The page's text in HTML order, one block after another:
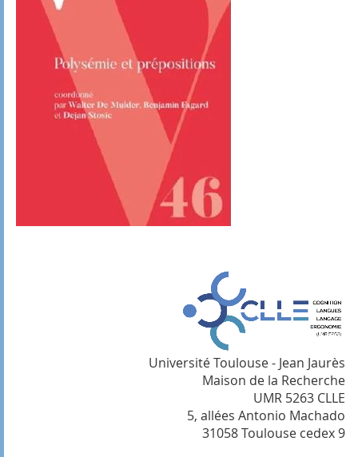
Université Toulouse - Jean Jaurès
Maison de la Recherche
UMR 5263 CLLE
5, allées Antonio Machado
31058 Toulouse cedex 9